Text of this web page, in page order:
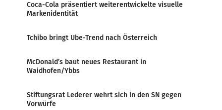
Coca-Cola präsentiert weiterentwickelte visuelle
Markenidentität
Tchibo bringt Ube-Trend nach Österreich
McDonald’s baut neues Restaurant in
Waidhofen/Ybbs
Stiftungsrat Lederer wehrt sich in den SN gegen
Vorwürfe